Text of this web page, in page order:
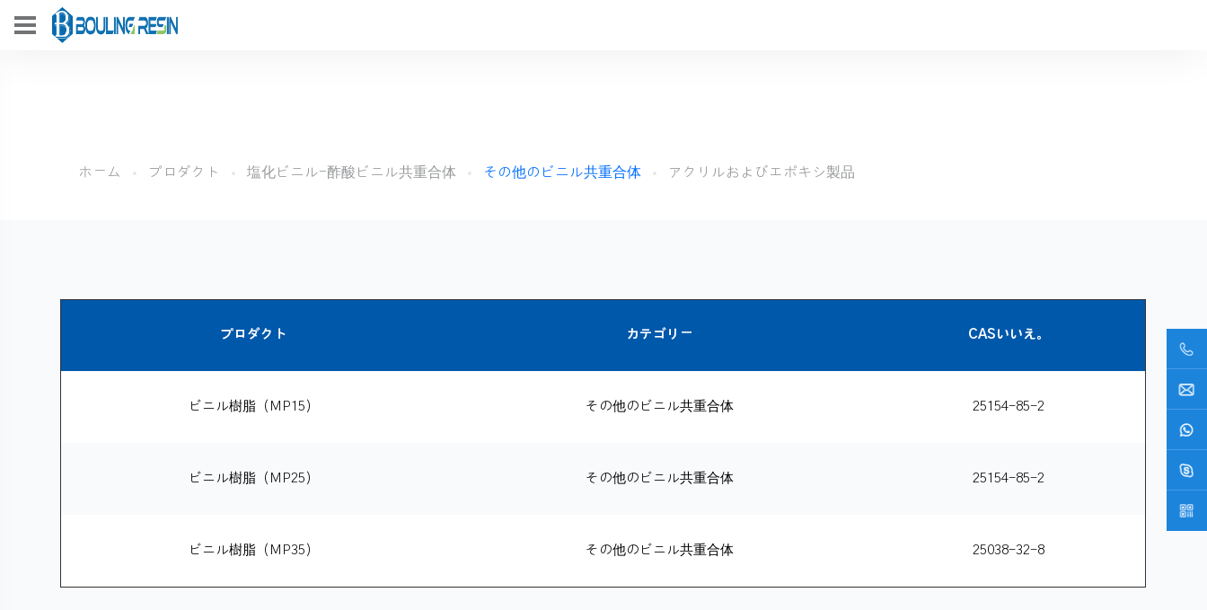
ホーム プロダクト 塩化ビニル-酢酸ビニル共重合体 その他のビニル共重合体 アクリルおよびエポキシ製品
プロダクト カテゴリー CASいいえ。
ビニル樹脂（MP15） その他のビニル共重合体 25154-85-2
ビニル樹脂（MP25） その他のビニル共重合体 25154-85-2
ビニル樹脂（MP35） その他のビニル共重合体 25038-32-8